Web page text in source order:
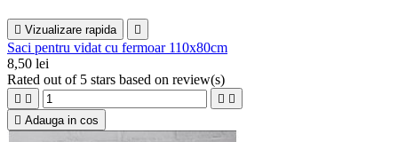
 Vizualizare rapida 
Saci pentru vidat cu fermoar 110x80cm
8,50 lei
Rated out of 5 stars based on review(s)
   
 Adauga in cos